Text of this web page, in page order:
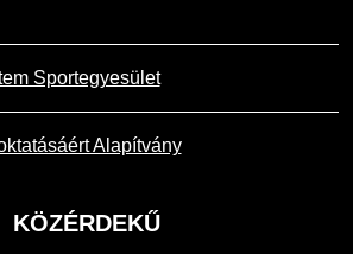
Sportegyesület
Alapítvány
KÖZÉRDEKŰ